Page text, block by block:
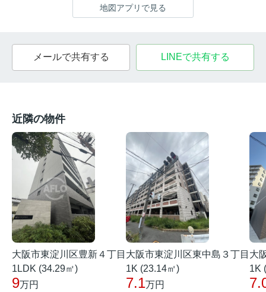
地図アプリで見る
メールで共有する LINEで共有する
近隣の物件
大阪市東淀川区豊新４丁目
1LDK (34.29㎡)
9万円
大阪市東淀川区東中島３丁目
1K (23.14㎡)
7.1万円
大
1K